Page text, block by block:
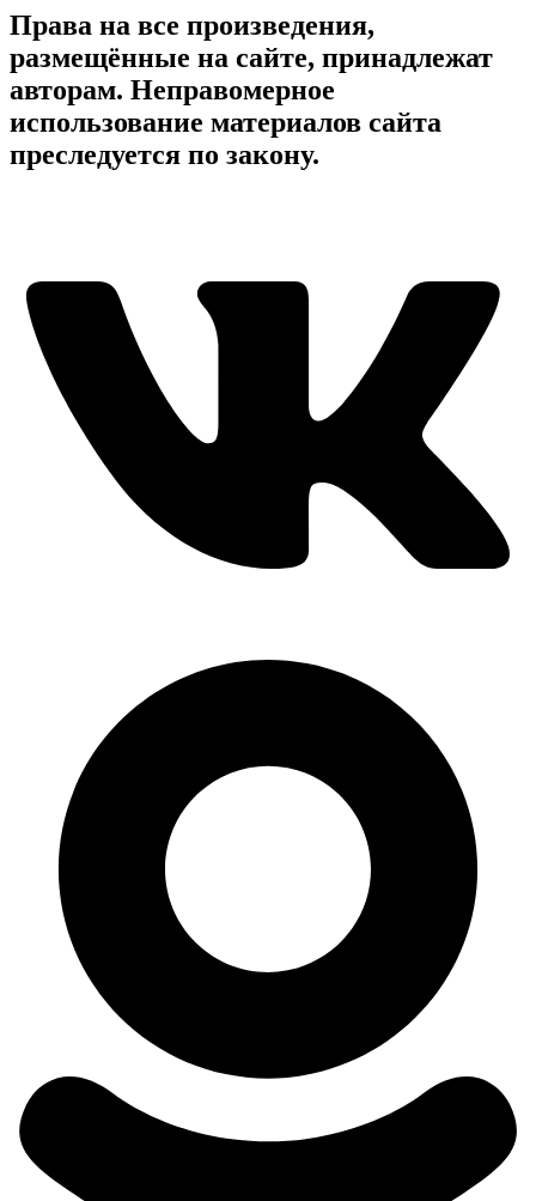
Права на все произведения,
размещённые на сайте, принадлежат
авторам. Неправомерное
использование материалов сайта
преследуется по закону.